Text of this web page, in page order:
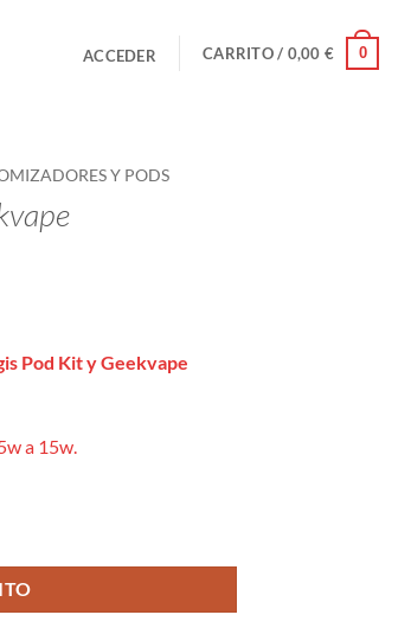
ACCEDER CARRITO / 0,00 € 0
Y PODS
Pod Kit y Geekvape
a 15w.